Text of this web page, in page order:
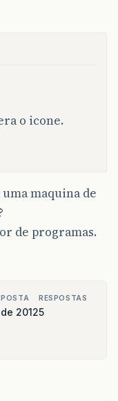
o icone.
maquina de
de programas.
2012
RESPOSTAS
5